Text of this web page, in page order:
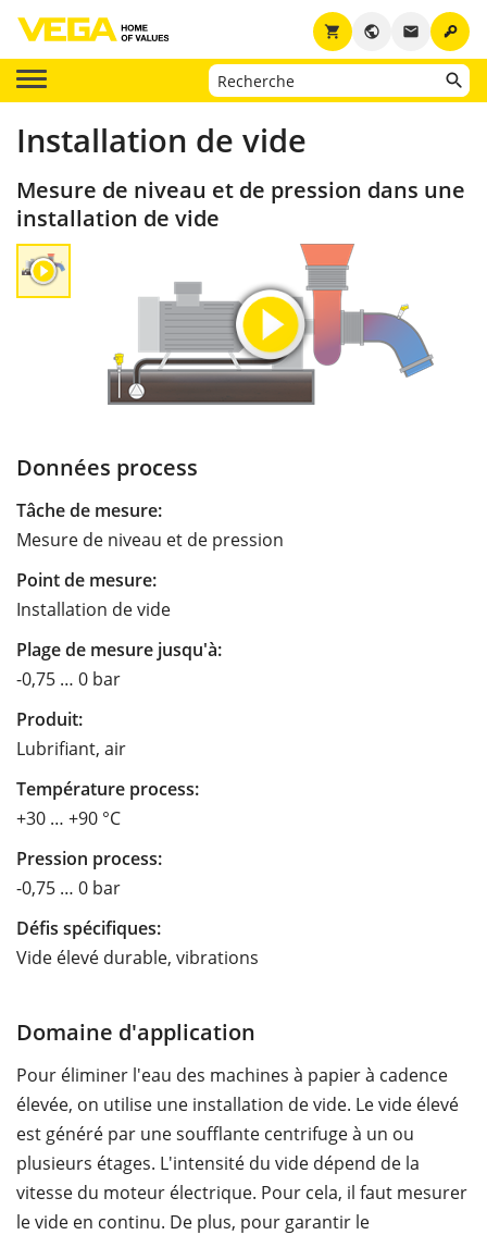
key
email
public
shopping_cart
Installation de vide
Mesure de niveau et de pression dans une
installation de vide
Données process
Tâche de mesure:
Mesure de niveau et de pression
Point de mesure:
Installation de vide
Plage de mesure jusqu'à:
-0,75 … 0 bar
Produit:
Lubrifiant, air
Température process:
+30 … +90 °C
Pression process:
-0,75 … 0 bar
Défis spécifiques:
Vide élevé durable, vibrations
Domaine d'application
Pour éliminer l'eau des machines à papier à cadence
élevée, on utilise une installation de vide. Le vide élevé
est généré par une soufflante centrifuge à un ou
plusieurs étages. L'intensité du vide dépend de la
vitesse du moteur électrique. Pour cela, il faut mesurer
le vide en continu. De plus, pour garantir le